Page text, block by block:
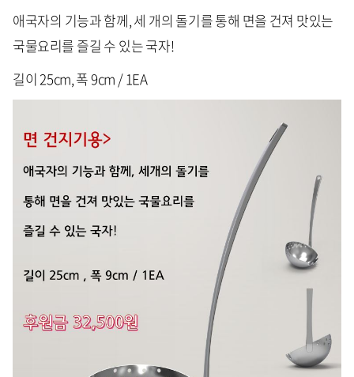
애국자의 기능과 함께, 세 개의 돌기를 통해 면을 건져 맛있는
국물요리를 즐길 수 있는 국자!
길이 25cm, 폭 9cm / 1EA